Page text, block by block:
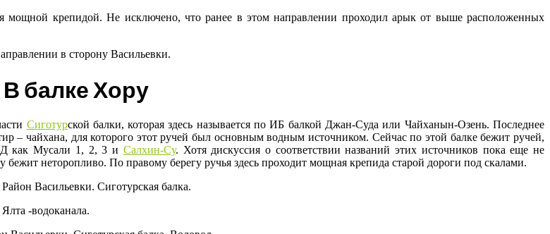
мощной крепидой. Не исключено, что ранее в этом направлении проходил арык от выше расположенных
в сторону Васильевки.
В балке Хору
Сиготурской балки, которая здесь называется по ИБ балкой Джан-Суда или Чайханын-Озень. Последнее
– чайхана, для которого этот ручей был основным водным источником. Сейчас по этой балке бежит ручей,
как Мусали 1, 2, 3 и Салхин-Су. Хотя дискуссия о соответствии названий этих источников пока еще не
неторопливо. По правому берегу ручья здесь проходит мощная крепида старой дороги под скалами.
-водоканала.